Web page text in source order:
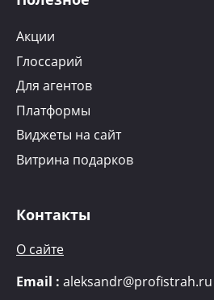
Акции
Глоссарий
Для агентов
Платформы
Виджеты на сайт
Витрина подарков
Контакты
О сайте
Email : aleksandr@profistrah.ru